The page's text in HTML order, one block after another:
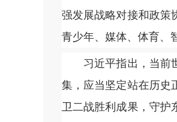
强发展战略对接和政策
青少年、媒体、体育、
习近平指出，当前世
集，应当坚定站在历史
卫二战胜利成果，守护